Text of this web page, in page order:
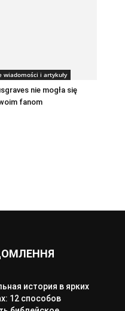
wiadomości i artykuły
nie mogła się
fanom
история в ярких
12 способов